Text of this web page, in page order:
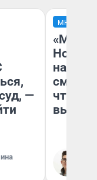
—
МНЕНИЕ
«Мы
чтобы